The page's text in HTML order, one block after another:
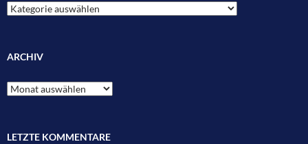
Kategorien
ARCHIV
Archiv
LETZTE KOMMENTARE